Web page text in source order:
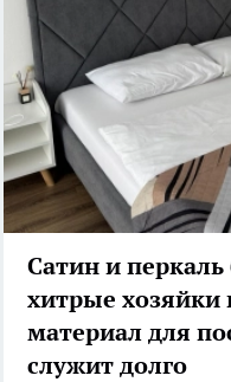
Сатин и
хитрые хозяйки
материал для
служит долго